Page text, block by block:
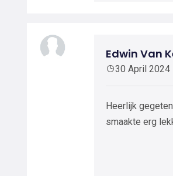
Edwin Van
30 April 2024
Heerlijk
smaakte erg